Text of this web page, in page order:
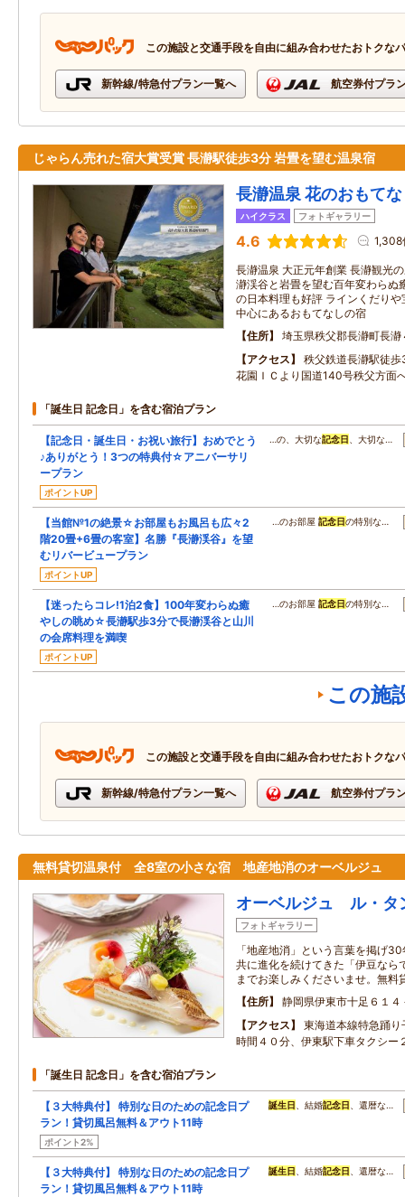
この施設と交通手段を自由に組み合わせたおトクな
新幹線/特急付プラン一覧へ 航空券付プラ
じゃらん売れた宿大賞受賞 長瀞駅徒歩3分 岩畳を望む温泉宿
長瀞温泉 花のおもて
ハイクラス フォトギャラリー
4.6 1,308
長瀞温泉 大正元年創業 長瀞観光
瀞渓谷と岩畳を望む百年変わらぬ
の日本料理も好評 ラインくだり
中心にあるおもてなしの宿
住所
埼玉県秩父郡長瀞町長瀞
アクセス
秩父鉄道長瀞駅徒
花園ＩＣより国道140号秩父方面
「誕生日 記念日」を含む宿泊プラン
【記念日・誕生日・お祝い旅行】おめでとう
♪ありがとう！3つの特典付☆アニバーサリ
ープラン
ポイントUP
…の、大切な記念日 、大切な…
【当館№1の絶景☆お部屋もお風呂も広々2
階20畳+6畳の客室】名勝『長瀞渓谷』を望
むリバービュープラン
ポイントUP
…のお部屋記念日の特別な…
【迷ったらコレ!1泊2食】100年変わらぬ癒
やしの眺め☆長瀞駅歩3分で長瀞渓谷と山川
の会席料理を満喫
ポイントUP
…のお部屋記念日の特別な…
この施
この施設と交通手段を自由に組み合わせたおトクな
新幹線/特急付プラン一覧へ 航空券付プラ
無料貸切温泉付 全8室の小さな宿 地産地消のオーベルジュ
オーベルジュ ル・タ
フォトギャラリー
「地産地消」という言葉を掲げ
共に進化を続けてきた「伊豆なら
までお楽しみくださいませ。無料
住所
静岡県伊東市十足６１４
アクセス
東海道本線特急踊
時間４０分、伊東駅下車タクシー
「誕生日 記念日」を含む宿泊プラン
【３大特典付】 特別な日のための記念日プ
ラン！貸切風呂無料＆アウト11時
ポイント2%
誕生日 、結婚記念日 、還暦な…
【３大特典付】 特別な日のための記念日プ
ラン！貸切風呂無料＆アウト11時
誕生日 、結婚記念日 、還暦な…